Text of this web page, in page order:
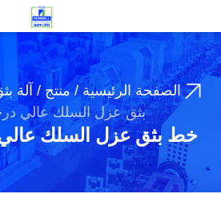
الصفحة الرئيسية/ منتج / آلة
بثق عزل السلك عالي
خط بثق عزل السلك